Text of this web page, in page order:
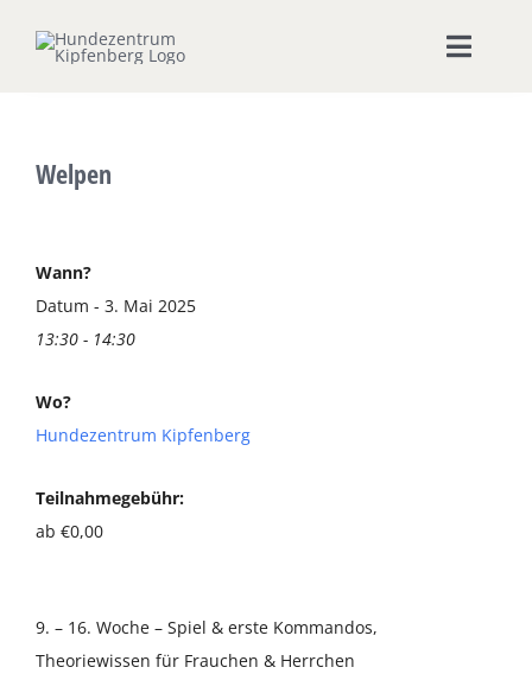
Inhalt
Toggle
Seminare & Workshops
Unsere Shops
Ernährungsberatung
Terminkalender
Welpen
Wann?
Datum - 3. Mai 2025
13:30 - 14:30
Wo?
Hundezentrum Kipfenberg
Teilnahmegebühr:
ab €0,00
9. – 16. Woche – Spiel & erste Kommandos,
Theoriewissen für Frauchen & Herrchen